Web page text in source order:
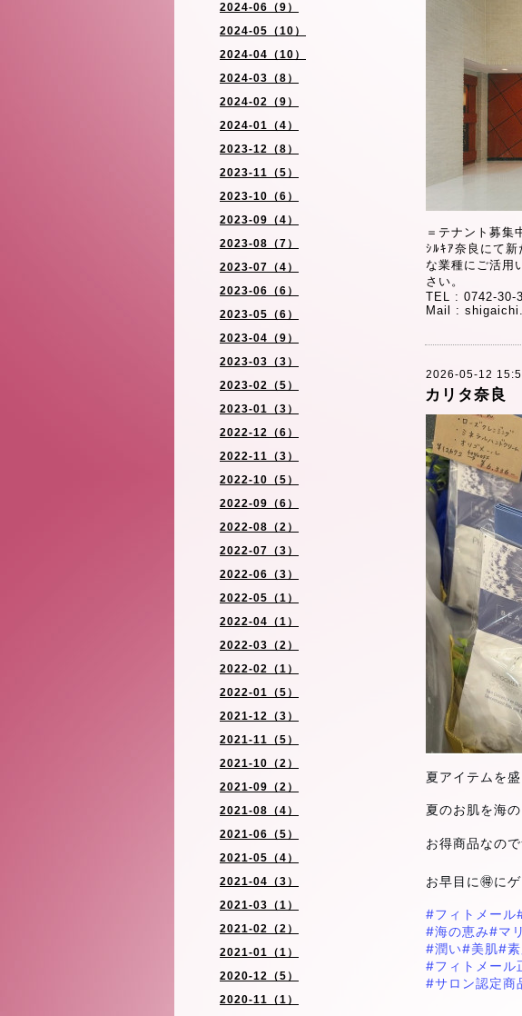
2024-06（9）
2024-05（10）
2024-04（10）
2024-03（8）
2024-02（9）
2024-01（4）
2023-12（8）
2023-11（5）
2023-10（6）
2023-09（4）
2023-08（7）
2023-07（4）
2023-06（6）
2023-05（6）
2023-04（9）
2023-03（3）
2023-02（5）
2023-01（3）
2022-12（6）
2022-11（3）
2022-10（5）
2022-09（6）
2022-08（2）
2022-07（3）
2022-06（3）
2022-05（1）
2022-04（1）
2022-03（2）
2022-02（1）
2022-01（5）
2021-12（3）
2021-11（5）
2021-10（2）
2021-09（2）
2021-08（4）
2021-06（5）
2021-05（4）
2021-04（3）
2021-03（1）
2021-02（2）
2021-01（1）
2020-12（5）
2020-11（1）
＝テナント募集
ｼﾙｷｱ奈良にて
な業種にご活用
さい。
TEL : 0742-30-
Mail :
2026-05-12
カリタ奈良
夏アイテムを
夏のお肌を海
お得商品なの
お早目に🉐にゲ
#フィトメール
#海の恵み#マ
#潤い#美肌#
#フィトメール
#サロン認定商